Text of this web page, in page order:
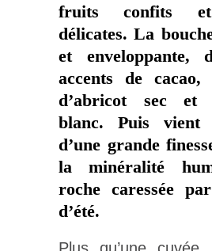
fruits confits et
délicates. La
et enveloppante,
accents de
d’abricot sec et
blanc. Puis vient
d’une grande
la minéralité
roche caressée
d’été.